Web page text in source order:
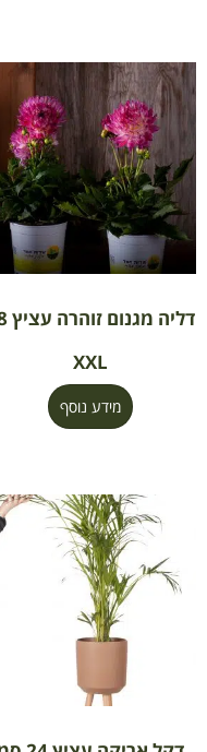
דליה
XXL
מידע נוסף